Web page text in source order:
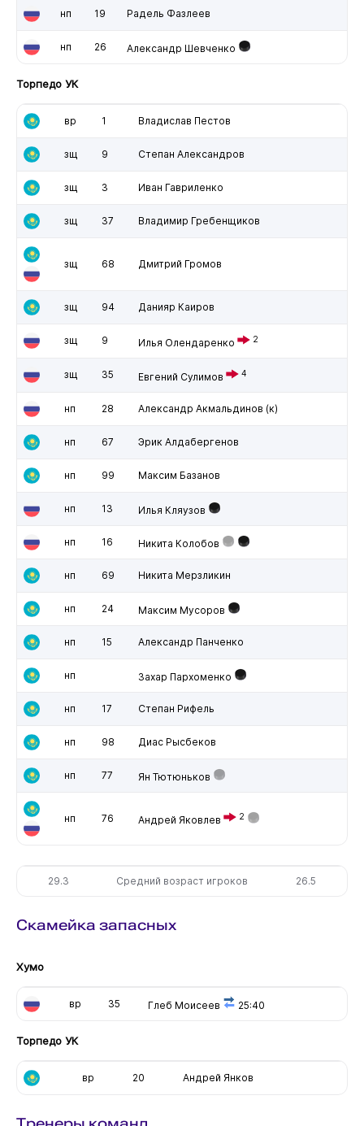
нп 19 Радель Фазлеев
нп 26 Александр Шевченко
Торпедо УК
вр 1 Владислав Пестов
зщ 9 Степан Александров
зщ 3 Иван Гавриленко
зщ 37 Владимир Гребенщиков
зщ 68 Дмитрий Громов
зщ 94 Данияр Каиров
зщ 9 Илья Олендаренко 2
зщ 35 Евгений Сулимов 4
нп 28 Александр Акмальдинов (к)
нп 67 Эрик Алдабергенов
нп 99 Максим Базанов
нп 13 Илья Кляузов
нп 16 Никита Колобов
нп 69 Никита Мерзликин
нп 24 Максим Мусоров
нп 15 Александр Панченко
нп Захар Пархоменко
нп 17 Степан Рифель
нп 98 Диас Рысбеков
нп 77 Ян Тютюньков
нп 76 Андрей Яковлев 2
29.3 Средний возраст игроков 26.5
Скамейка запасных
Хумо
вр 35 Глеб Моисеев 25:40
Торпедо УК
вр 20 Андрей Янков